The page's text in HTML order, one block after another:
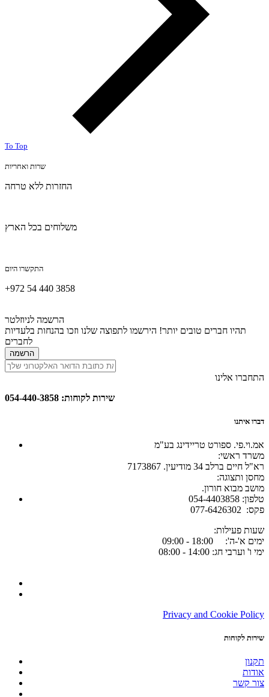
To Top
שרות ואחריות
החזרות ללא טרחה
משלוחים בכל הארץ
התקשרו היום
+972 54 440 3858
הרשמה לניוזלטר
תהיו חברים טובים יותר! הירשמו לתפוצה שלנו וזכו בהנחות בלעדיות
לחברים
הרשמה
התחברו אלינו
שירות לקוחות: 054-440-3858
דברו איתנו
אמ.וי.פי. ספורט טריידינג בע"מ
:משרד ראשי
רא"ל חיים ברלב 34 מודיעין. 7173867
:מחסן ותצוגה
.מושב מבוא חורון
054-4403858 :טלפון
077-6426302 :פקס
:שעות פעילות
ימים א'-ה': 18:00 - 09:00
ימי ו' וערבי חג: 14:00 - 08:00
Privacy and Cookie Policy
שירות לקוחות
תקנון
אודות
צור קשר